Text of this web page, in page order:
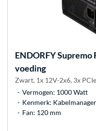
ENDORFYSupremo
voeding
Zwart, 1x 12V-2x6, 3x PCIe
Vermogen: 1000 Watt
Kenmerk:
Fan: 120 mm